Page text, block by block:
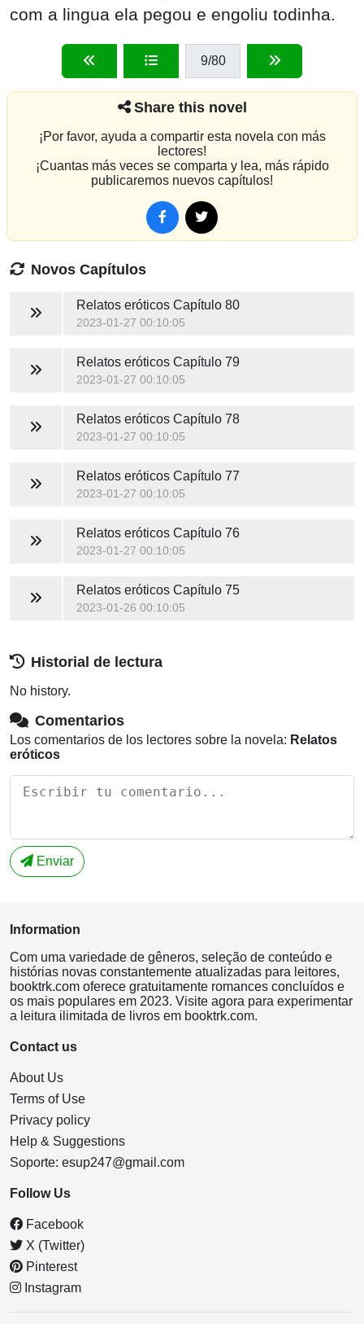
com a lingua ela pegou e engoliu todinha.
9/80
Share this novel
¡Por favor, ayuda a compartir esta novela con más
lectores!
¡Cuantas más veces se comparta y lea, más rápido
publicaremos nuevos capítulos!
Novos Capítulos
Relatos eróticosCapítulo 80
2023-01-27 00:10:05
Relatos eróticosCapítulo 79
2023-01-27 00:10:05
Relatos eróticosCapítulo 78
2023-01-27 00:10:05
Relatos eróticosCapítulo 77
2023-01-27 00:10:05
Relatos eróticosCapítulo 76
2023-01-27 00:10:05
Relatos eróticosCapítulo 75
2023-01-26 00:10:05
Historial de lectura
No history.
Comentarios
Los comentarios de los lectores sobre la novela: Relatos
eróticos
Enviar
Information
Com uma variedade de gêneros, seleção de conteúdo e
histórias novas constantemente atualizadas para leitores,
booktrk.com oferece gratuitamente romances concluídos e
os mais populares em 2023. Visite agora para experimentar
a leitura ilimitada de livros em booktrk.com.
Contact us
About Us
Terms of Use
Privacy policy
Help & Suggestions
Soporte: esup247@gmail.com
Follow Us
Facebook
X (Twitter)
Pinterest
Instagram